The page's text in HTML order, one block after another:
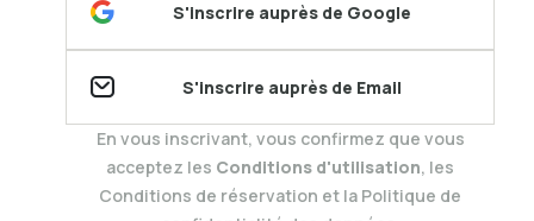
S'inscrire auprès de Google
S'inscrire auprès de Email
En vous inscrivant, vous confirmez que vous
acceptez les Conditions d'utilisation, les
Conditions de réservation et la Politique de